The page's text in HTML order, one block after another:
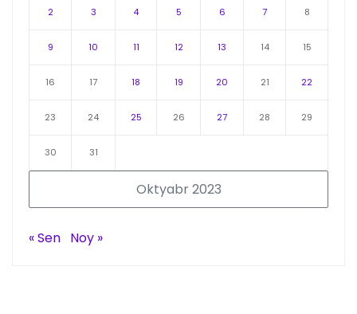
Oktyabr 2023
2 3 4 5 6 7 8
9 10 11 12 13 14 15
16 17 18 19 20 21 22
23 24 25 26 27 28 29
30 31
« Sen Noy »